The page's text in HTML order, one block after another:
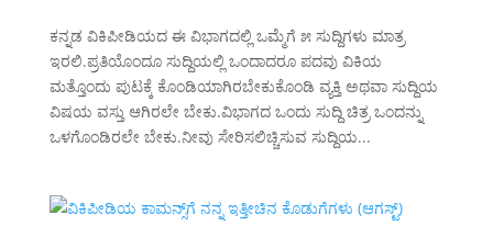
ಕನ್ನಡ ವಿಕಿಪೀಡಿಯದ ಈ ವಿಭಾಗದಲ್ಲಿ ಒಮ್ಮೆಗೆ ೫ ಸುದ್ದಿಗಳು ಮಾತ್ರ
ಇರಲಿ.ಪ್ರತಿಯೊಂದೂ ಸುದ್ದಿಯಲ್ಲಿ ಒಂದಾದರೂ ಪದವು ವಿಕಿಯ
ಮತ್ತೊಂದು ಪುಟಕ್ಕೆ ಕೊಂಡಿಯಾಗಿರಬೇಕುಕೊಂಡಿ ವ್ಯಕ್ತಿ ಅಥವಾ ಸುದ್ದಿಯ
ವಿಷಯ ವಸ್ತು ಆಗಿರಲೇ ಬೇಕು.ವಿಭಾಗದ ಒಂದು ಸುದ್ದಿ ಚಿತ್ರ ಒಂದನ್ನು
ಒಳಗೊಂಡಿರಲೇ ಬೇಕು.ನೀವು ಸೇರಿಸಲಿಚ್ಚಿಸುವ ಸುದ್ದಿಯ...